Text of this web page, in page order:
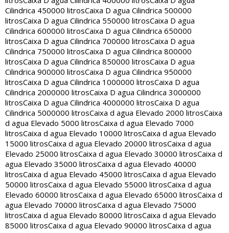
Cilindrica 450000 litrosCaixa D agua Cilindrica 500000
litrosCaixa D agua Cilindrica 550000 litrosCaixa D agua
Cilindrica 600000 litrosCaixa D agua Cilindrica 650000
litrosCaixa D agua Cilindrica 700000 litrosCaixa D agua
Cilindrica 750000 litrosCaixa D agua Cilindrica 800000
litrosCaixa D agua Cilindrica 850000 litrosCaixa D agua
Cilindrica 900000 litrosCaixa D agua Cilindrica 950000
litrosCaixa D agua Cilindrica 1000000 litrosCaixa D agua
Cilindrica 2000000 litrosCaixa D agua Cilindrica 3000000
litrosCaixa D agua Cilindrica 4000000 litrosCaixa D agua
Cilindrica 5000000 litrosCaixa d agua Elevado 2000 litrosCaixa
d agua Elevado 5000 litrosCaixa d agua Elevado 7000
litrosCaixa d agua Elevado 10000 litrosCaixa d agua Elevado
15000 litrosCaixa d agua Elevado 20000 litrosCaixa d agua
Elevado 25000 litrosCaixa d agua Elevado 30000 litrosCaixa d
agua Elevado 35000 litrosCaixa d agua Elevado 40000
litrosCaixa d agua Elevado 45000 litrosCaixa d agua Elevado
50000 litrosCaixa d agua Elevado 55000 litrosCaixa d agua
Elevado 60000 litrosCaixa d agua Elevado 65000 litrosCaixa d
agua Elevado 70000 litrosCaixa d agua Elevado 75000
litrosCaixa d agua Elevado 80000 litrosCaixa d agua Elevado
85000 litrosCaixa d agua Elevado 90000 litrosCaixa d agua